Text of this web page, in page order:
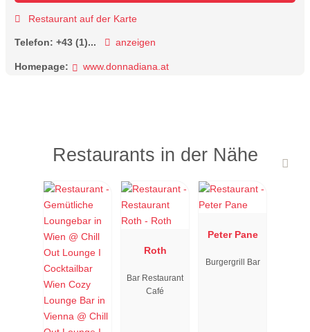
Restaurant auf der Karte
Telefon: +43 (1)... anzeigen
Homepage: www.donnadiana.at
Restaurants in der Nähe
Roth
Bar Restaurant
Café
Peter Pane
Burgergrill Bar